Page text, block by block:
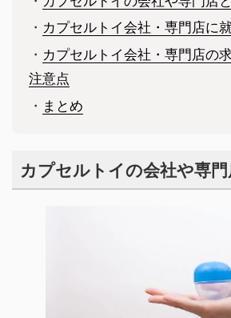
・ カプセルトイ会社・専門店に
・ カプセルトイ会社・専門店の
注意点
・ まとめ
カプセルトイの会社や専